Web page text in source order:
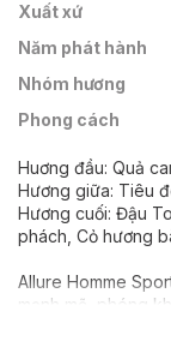
Xuất xứ
Năm phát hành
Nhóm hương
Phong cách
Huơng đầu: Quả
Hương giữa: Tiêu
Hương cuối: Đậu
phách, Cỏ hương
Allure Homme
mạnh mẽ, phóng
không bỏ cuộc